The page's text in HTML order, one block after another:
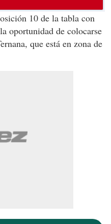
10 de la tabla con
oportunidad de colocarse
que está en zona de